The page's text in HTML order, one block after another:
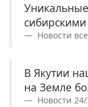
Новости
В Якутии
на Земле
Новости